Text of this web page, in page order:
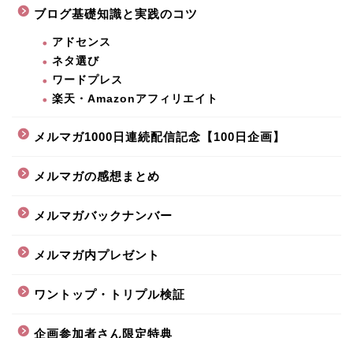
ブログ基礎知識と実践のコツ
アドセンス
ネタ選び
ワードプレス
楽天・Amazonアフィリエイト
メルマガ1000日連続配信記念【100日企画】
メルマガの感想まとめ
メルマガバックナンバー
メルマガ内プレゼント
ワントップ・トリプル検証
企画参加者さん限定特典